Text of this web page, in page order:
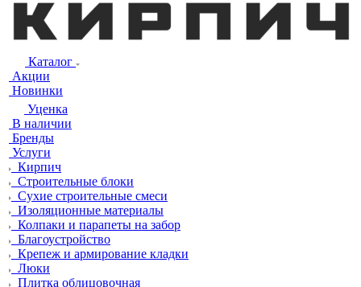
Каталог
Акции
Новинки
Уценка
В наличии
Бренды
Услуги
Кирпич
Строительные блоки
Сухие строительные смеси
Изоляционные материалы
Колпаки и парапеты на забор
Благоустройство
Крепеж и армирование кладки
Люки
Плитка облицовочная